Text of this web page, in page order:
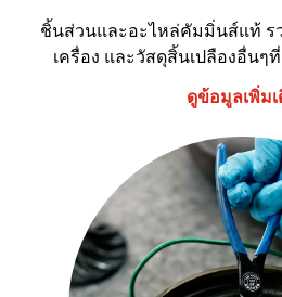
ชิ้นส่วนและอะไหล่คัมมิ่นส์แท้ ร
เครื่อง และวัสดุสิ้นเปลืองอื่นๆ
ดูข้อมูลเพิ่มเ